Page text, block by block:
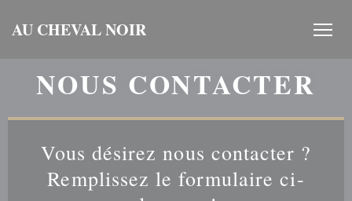
AU CHEVAL NOIR
NOUS CONTACTER
Vous désirez nous contacter ?
Remplissez le formulaire ci-